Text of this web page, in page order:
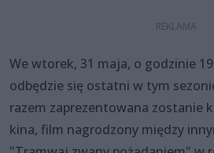
We wtorek, 31 maja, o godzinie
odbędzie się ostatni w tym
razem zaprezentowana zostanie
kina, film nagrodzony między